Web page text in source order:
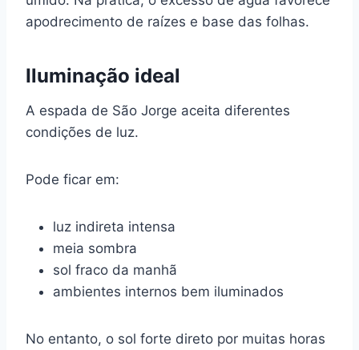
apodrecimento de raízes e base das folhas.
Iluminação ideal
A espada de São Jorge aceita diferentes
condições de luz.
Pode ficar em:
luz indireta intensa
meia sombra
sol fraco da manhã
ambientes internos bem iluminados
No entanto, o sol forte direto por muitas horas